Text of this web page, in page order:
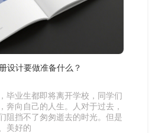
设计要做准备什么？
毕业生都即将离开学校，同学们
奔向自己的人生。人对于过去，
阻挡不了匆匆逝去的时光。但是
美好的